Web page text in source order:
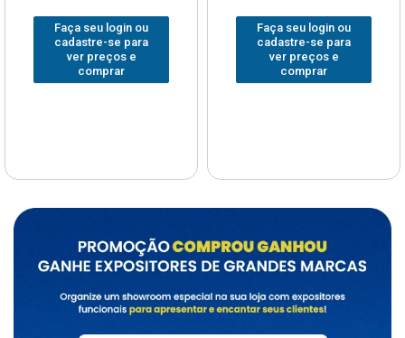
Faça seu login ou
cadastre-se para
ver preços e
comprar
Faça seu login ou
cadastre-se para
ver preços e
comprar